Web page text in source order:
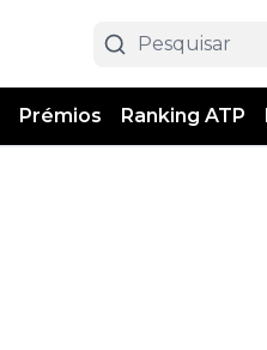
Prémios Ranking ATP